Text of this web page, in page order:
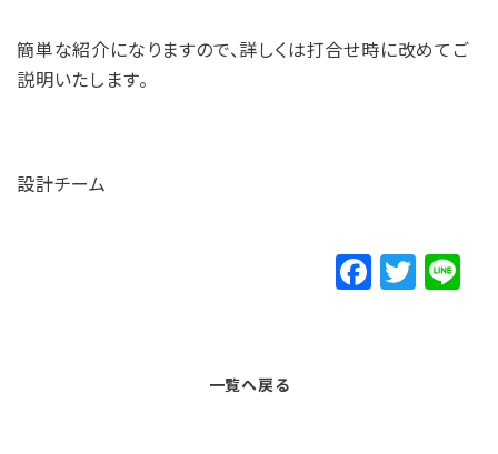
簡単な紹介になりますので、詳しくは打合せ時に改めてご
説明いたします。
設計チーム
F
a
T
w
一覧へ戻る